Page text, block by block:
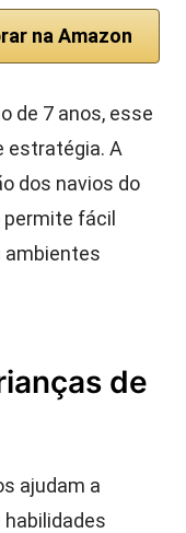
na Amazon
de 7 anos, esse
estratégia. A
dos navios do
fácil
ambientes
de
ajudam a
habilidades